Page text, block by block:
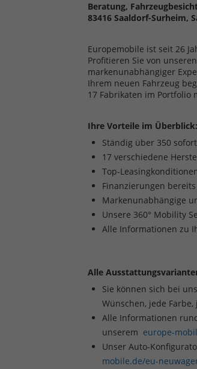
Beratung,
83416 Saaldorf-Surheim,
Europemobile ist seit 26
Profitieren Sie von
markenunabhängiger
Ihrem neuen Fahrzeug
17 Fabrikaten im
Ihre Vorteile im Überblick:
Ständig über 350
17 verschiedene
Top-
Finanzierungen bereits
Markenunabhängige
Unsere 360° Mobility
Alle Informationen zu
Alle
Sie können sich bei
Wünschen, jede
Alle Informationen
unserem europe-
Unser Auto-
mobile.de/eu-